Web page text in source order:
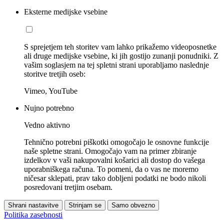
Eksterne medijske vsebine
S sprejetjem teh storitev vam lahko prikažemo videoposnetke
ali druge medijske vsebine, ki jih gostijo zunanji ponudniki. Z
vašim soglasjem na tej spletni strani uporabljamo naslednje
storitve tretjih oseb:
Vimeo, YouTube
Nujno potrebno
Vedno aktivno
Tehnično potrebni piškotki omogočajo le osnovne funkcije
naše spletne strani. Omogočajo vam na primer zbiranje
izdelkov v vaši nakupovalni košarici ali dostop do vašega
uporabniškega računa. To pomeni, da o vas ne moremo
ničesar sklepati, prav tako dobljeni podatki ne bodo nikoli
posredovani tretjim osebam.
Shrani nastavitve Strinjam se Samo obvezno
Politika zasebnosti